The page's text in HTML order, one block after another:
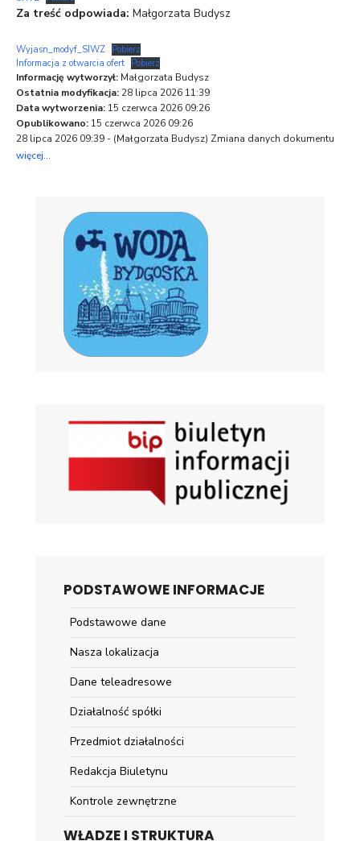
Za treść odpowiada: Małgorzata Budysz
Wyjasn_modyf_SIWZ Pobierz
Informacja z otwarcia ofert Pobierz
Informację wytworzył: Małgorzata Budysz
Ostatnia modyfikacja: 28 lipca 2026 11:39
Data wytworzenia: 15 czerwca 2026 09:26
Opublikowano: 15 czerwca 2026 09:26
28 lipca 2026 09:39 - (Małgorzata Budysz) Zmiana danych dokumentu
więcej...
PODSTAWOWE INFORMACJE
Podstawowe dane
Nasza lokalizacja
Dane teleadresowe
Działalność spółki
Przedmiot działalności
Redakcja Biuletynu
Kontrole zewnętrzne
WŁADZE I STRUKTURA